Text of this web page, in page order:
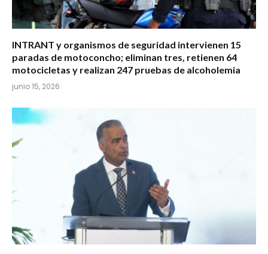
INTRANT y organismos de seguridad intervienen 15
paradas de motoconcho; eliminan tres, retienen 64
motocicletas y realizan 247 pruebas de alcoholemia
junio 15, 2026